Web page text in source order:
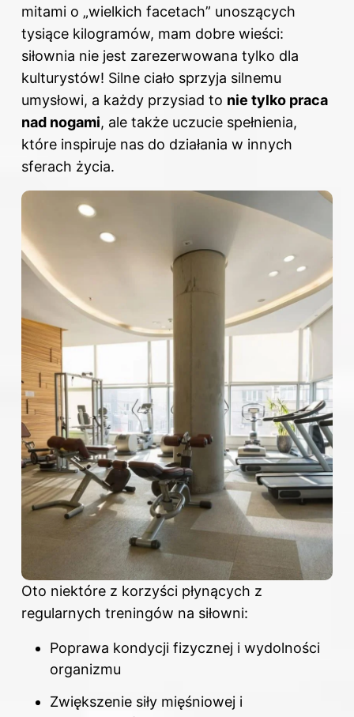
mitami o „wielkich facetach” unoszących
tysiące kilogramów, mam dobre wieści:
siłownia nie jest zarezerwowana tylko dla
kulturystów! Silne ciało sprzyja silnemu
umysłowi, a każdy przysiad to nie tylko praca
nad nogami, ale także uczucie spełnienia,
które inspiruje nas do działania w innych
sferach życia.
Oto niektóre z korzyści płynących z
regularnych treningów na siłowni:
Poprawa kondycji fizycznej i wydolności
organizmu
Zwiększenie siły mięśniowej i